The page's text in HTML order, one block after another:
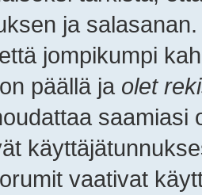
ja
jompikumpi
päällä ja olet
saamiasi
vaativat